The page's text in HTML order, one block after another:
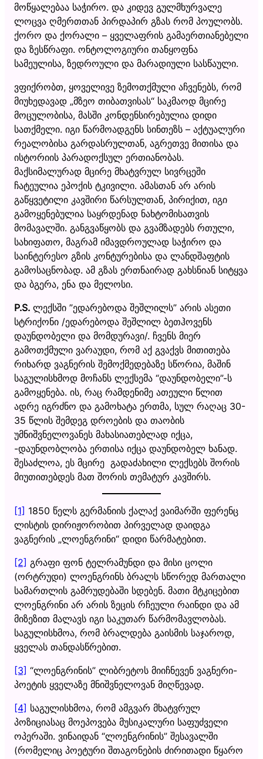
მოწყალებაა საჭირო. და კიდევ გულმხურვალე
ლოცვა ღმერთთან პირდაპირ გზას რომ პოულობს.
ქორო და ქორალი – ყველაფრის გამაერთიანებელი
და ზესწრაფი. ონტოლოგიური თანყოფნა
სამეულისა, ზედროული და მარადიული სასწაული.
ვფიქრობთ, ყოველივე ზემოთქმული აჩვენებს, რომ
მიუხედავად „მზეო თიბათვისას“ საკმაოდ მცირე
მოცულობისა, მასში კონდენსირებულია დიდი
სათქმელი. იგი წარმოადგენს სინთეზს – აქტუალური
რეალობისა გარდასრულთან, აგრეთვე მითისა და
ისტორიის პარადოქსულ ერთიანობას.
მაქსიმალურად მცირე მხატვრულ სივრცეში
ჩატეულია ეპოქის ტკივილი. ამასთან არ არის
გაწყვეტილი კავშირი წარსულთან, პირიქით, იგი
გამოყენებულია საყრდენად ნახტომისათვის
მომავალში. განგვაწყობს და გვამზადებს რთული,
სახიფათო, მაგრამ იმავდროულად საჭირო და
საინტერესო გზის კონტურებისა და ლანდშაფტის
გამოსაცნობად. ამ გზას ერთნაირად გახსნიან სიტყვა
და ბგერა, ენა და მელოსი.
P.S. ლექსში ”ედარებოდა შეშლილს” არის ასეთი
სტრიქონი /ედარებოდა შეშლილ ბეთჰოვენს
დაუნდობელი და მომდურავი/. ჩვენს მიერ
გამოთქმული ვარაუდი, რომ აქ გვაქვს მითითება
რიხარდ ვაგნერის შემოქმედებაზე სწორია, მაშინ
საგულისხმოდ მოჩანს ლექსემა “დაუნდობელი”-ს
გამოყენება. ის, რაც რამდენიმე ათეული წლით
ადრე იგრძნო და გამოხატა ერთმა, სულ რაღაც 30-
35 წლის შემდეგ დროების და თაობის
უმნიშვნელოვანეს მახასიათებლად იქცა,
-დაუნდობლობა ერთისა იქცა დაუნდობელ ხანად.
შესაძლოა, ეს მცირე გადაძახილი ლექსებს შორის
მიუთითებდეს მათ შორის თემატურ კავშირს.
[1] 1850 წელს გერმანიის ქალაქ ვაიმარში ფერენც
ლისტის დირიჟორობით პირველად დაიდგა
ვაგნერის „ლოენგრინი“ დიდი წარმატებით.
[2] გრაფი ფონ ტელრამუნდი და მისი ცოლი
(ორტრუდი) ლოენგრინს ბრალს სწორედ მართალი
სამართლის გამრუდებაში სდებენ. მათი მტკიცებით
ლოენგრინი არ არის ზეცის რჩეული რაინდი და ამ
მიზეზით მალავს იგი საკუთარ წარმომავლობას.
საგულისხმოა, რომ ბრალდება გაისმის საჯაროდ,
ყველას თანდასწრებით.
[3] “ლოენგრინის” ლიბრეტოს მიიჩნევენ ვაგნერი-
პოეტის ყველაზე მნიშვნელოვან მიღწევად.
[4] საგულისხმოა, რომ ამგვარ მხატვრულ
პოზიციასაც მოეპოვება მუსიკალური საფუძველი
ოპერაში. ვინაიდან “ლოენგრინის” შესავალში
(რომელიც პოეტური შთაგონების ძირითადი წყარო